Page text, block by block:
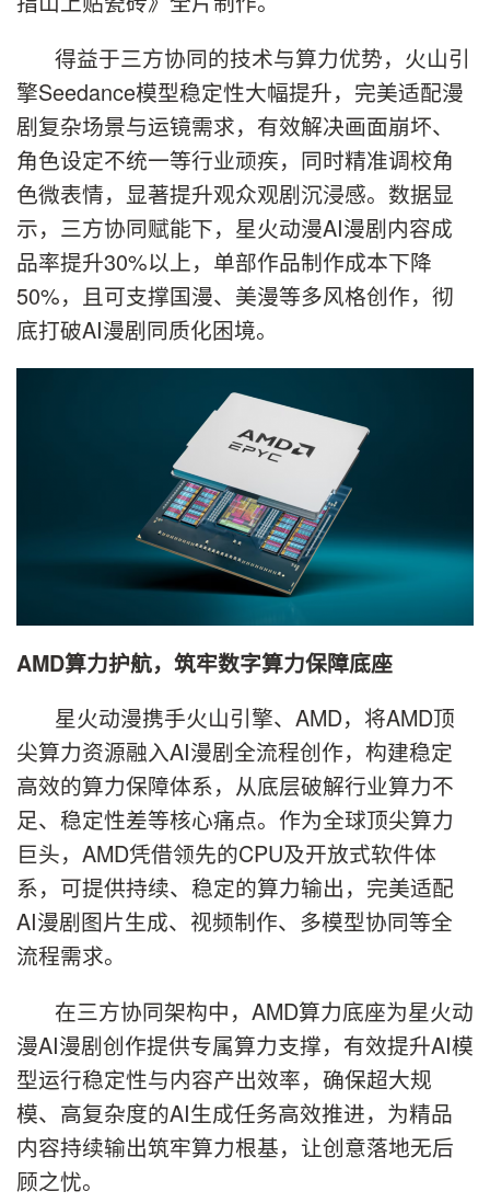
得益于三方协同的技术与算力优势，火山引
擎Seedance模型稳定性大幅提升，完美适配漫
剧复杂场景与运镜需求，有效解决画面崩坏、
角色设定不统一等行业顽疾，同时精准调校角
色微表情，显著提升观众观剧沉浸感。数据显
示，三方协同赋能下，星火动漫AI漫剧内容成
品率提升30%以上，单部作品制作成本下降
50%，且可支撑国漫、美漫等多风格创作，彻
底打破AI漫剧同质化困境。
AMD算力护航，筑牢数字算力保障底座
星火动漫携手火山引擎、AMD，将AMD顶
尖算力资源融入AI漫剧全流程创作，构建稳定
高效的算力保障体系，从底层破解行业算力不
足、稳定性差等核心痛点。作为全球顶尖算力
巨头，AMD凭借领先的CPU及开放式软件体
系，可提供持续、稳定的算力输出，完美适配
AI漫剧图片生成、视频制作、多模型协同等全
流程需求。
在三方协同架构中，AMD算力底座为星火动
漫AI漫剧创作提供专属算力支撑，有效提升AI模
型运行稳定性与内容产出效率，确保超大规
模、高复杂度的AI生成任务高效推进，为精品
内容持续输出筑牢算力根基，让创意落地无后
顾之忧。